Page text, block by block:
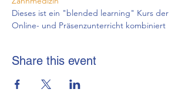
Dieses ist ein "blended learning" Kurs der
Online- und Präsenzunterricht kombiniert
Share this event